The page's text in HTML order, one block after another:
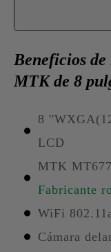
Beneficios
MTK de 8
8
LCD
MTK
Fabricante
WiFi
Cámara